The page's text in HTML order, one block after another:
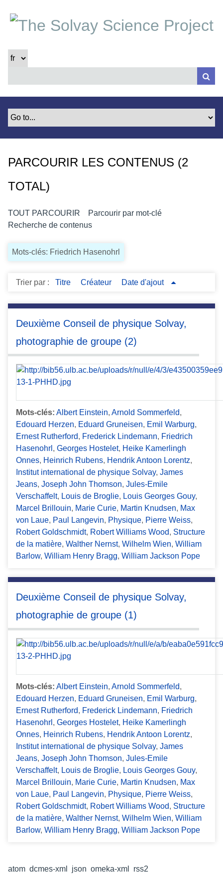
t
PARCOURIR LES CONTENUS (2
TOTAL)
TOUT PARCOURIR
Parcourir par mot-clé
Recherche de contenus
Mots-clés: Friedrich Hasenohrl
Trier par : Titre Créateur Date d'ajout
Deuxième Conseil de physique Solvay,
photographie de groupe (2)
Mots-clés: Albert Einstein, Arnold Sommerfeld,
Edouard Herzen, Eduard Gruneisen, Emil Warburg,
Ernest Rutherford, Frederick Lindemann, Friedrich
Hasenohrl , Georges Hostelet, Heike Kamerlingh
Onnes, Heinrich Rubens, Hendrik Antoon Lorentz,
Institut international de physique Solvay, James
Jeans, Joseph John Thomson, Jules-Emile
Verschaffelt, Louis de Broglie, Louis Georges Gouy,
Marcel Brillouin, Marie Curie, Martin Knudsen, Max
von Laue, Paul Langevin, Physique, Pierre Weiss,
Robert Goldschmidt, Robert Williams Wood, Structure
de la matière, Walther Nernst, Wilhelm Wien, William
Barlow, William Henry Bragg, William Jackson Pope
Deuxième Conseil de physique Solvay,
photographie de groupe (1)
Mots-clés: Albert Einstein, Arnold Sommerfeld,
Edouard Herzen, Eduard Gruneisen, Emil Warburg,
Ernest Rutherford, Frederick Lindemann, Friedrich
Hasenohrl , Georges Hostelet, Heike Kamerlingh
Onnes, Heinrich Rubens, Hendrik Antoon Lorentz,
Institut international de physique Solvay, James
Jeans, Joseph John Thomson, Jules-Emile
Verschaffelt, Louis de Broglie, Louis Georges Gouy,
Marcel Brillouin, Marie Curie, Martin Knudsen, Max
von Laue, Paul Langevin, Physique, Pierre Weiss,
Robert Goldschmidt, Robert Williams Wood, Structure
de la matière, Walther Nernst, Wilhelm Wien, William
Barlow, William Henry Bragg, William Jackson Pope
atom dcmes-xml json omeka-xml rss2